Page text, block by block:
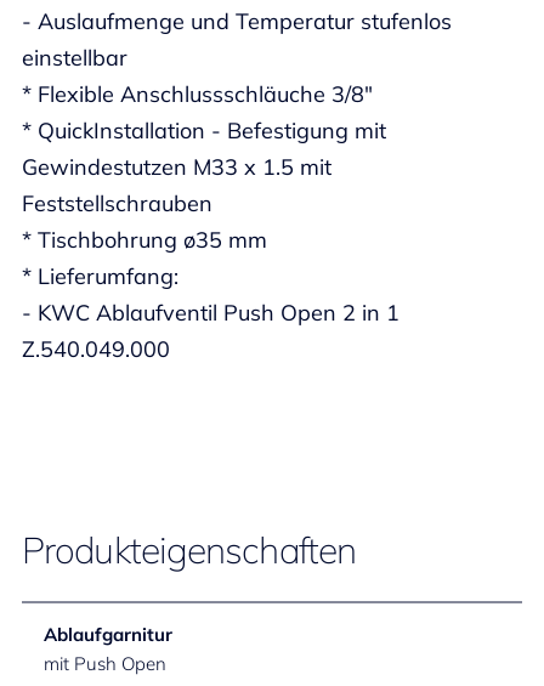
- Auslaufmenge und Temperatur stufenlos
einstellbar
* Flexible Anschlussschläuche 3/8"
* QuickInstallation - Befestigung mit
Gewindestutzen M33 x 1.5 mit
Feststellschrauben
* Tischbohrung ø35 mm
* Lieferumfang:
- KWC Ablaufventil Push Open 2 in 1
Z.540.049.000
Produkteigenschaften
Ablaufgarnitur
mit Push Open